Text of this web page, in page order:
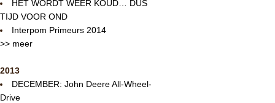
HET WORDT WEER KOUD… DUS
TIJD VOOR OND
Interpom Primeurs 2014
>> meer
2013
DECEMBER: John Deere All-Wheel-
Drive